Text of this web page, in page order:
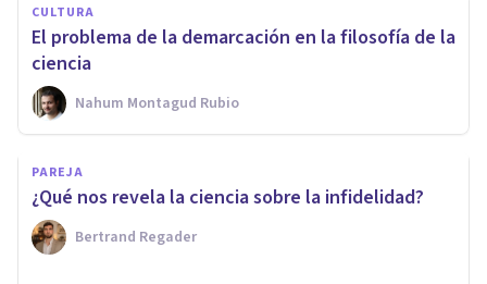
CULTURA
El problema de la demarcación en la filosofía de la
ciencia
Nahum Montagud Rubio
PAREJA
¿Qué nos revela la ciencia sobre la infidelidad?
Bertrand Regader